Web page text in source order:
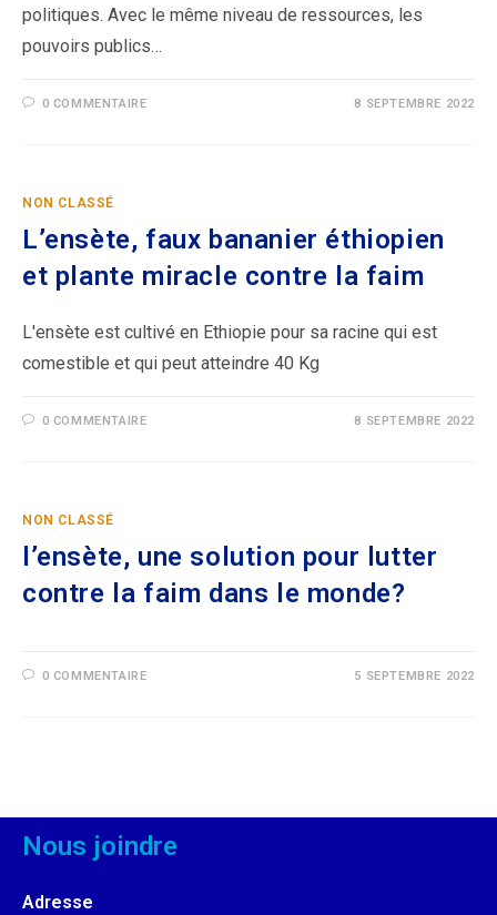
politiques. Avec le même niveau de ressources, les
pouvoirs publics…
0 COMMENTAIRE 8 SEPTEMBRE 2022
NON CLASSÉ
L’ensète, faux bananier éthiopien
et plante miracle contre la faim
L'ensète est cultivé en Ethiopie pour sa racine qui est
comestible et qui peut atteindre 40 Kg
0 COMMENTAIRE 8 SEPTEMBRE 2022
NON CLASSÉ
l’ensète, une solution pour lutter
contre la faim dans le monde?
0 COMMENTAIRE 5 SEPTEMBRE 2022
Nous joindre
Adresse